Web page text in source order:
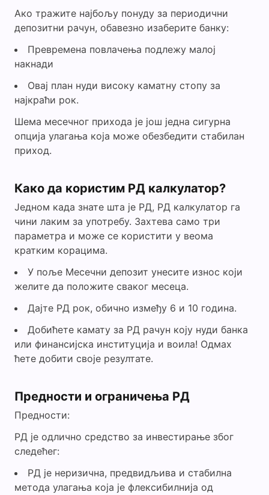
i
d
e
o
Ако тражите најбољу понуду за периодични
депозитни рачун, обавезно изаберите банку:
Превремена повлачења подлежу малој
накнади
Овај план нуди високу каматну стопу за
најкраћи рок.
Шема месечног прихода је још једна сигурна
опција улагања која може обезбедити стабилан
приход.
Како да користим РД калкулатор?
Једном када знате шта је РД, РД калкулатор га
чини лаким за употребу. Захтева само три
параметра и може се користити у веома
кратким корацима.
У поље Месечни депозит унесите износ који
желите да положите сваког месеца.
Дајте РД рок, обично између 6 и 10 година.
Добићете камату за РД рачун коју нуди банка
или финансијска институција и воила! Одмах
ћете добити своје резултате.
Предности и ограничења РД
Предности:
РД је одлично средство за инвестирање због
следећег:
РД је неризична, предвидљива и стабилна
метода улагања која је флексибилнија од